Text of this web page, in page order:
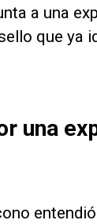
a una
que ya
una